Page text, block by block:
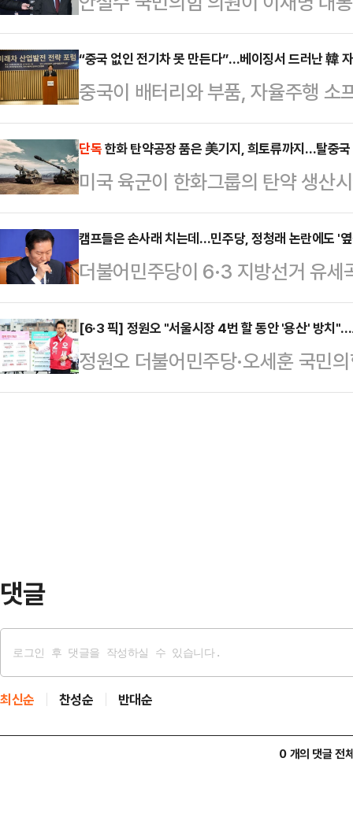
특검법안(공소취소 특검법안)에 대
사한 것과 관련해 "법안의 내용은
판했다.안철수 의원은 8일 자신의
니다. 시기와 절차만 숙의되면 공소
목의 글을 게재했다. 안 의원은 "이
한마디를 왜 못하는 것이냐"며 "무
될 일 아니겠느냐…
“중국 없인 전기차 못 만든다”…베이징서 드러난 韓
중국이 배터리와 부품, 자율주행 소
하면서 글로벌 완성차 업체들이 중
습이 뚜렷해지고 있다. 업계에서는
국내 자동차 산업의 생산기반 약화
있다는 우려가 나온다.한국모빌리
8일 서울 서초구 자동차회관에서 ‘
중심으로 재편되는 전기·자율주행
방안을 논의했다.정구민 한국모빌…
단독한화 탄약공장 품은 美기지, 희토류까지…탈중
미국 육군이 한화그룹의 탄약 생산
널(Pine Bluff Arsenal) 부지에 희
중국산 원자재 의존도를 낮추려는
기업의 거점을 축으로 구체화되는
군이 파인블러프 아스널에 희토류
됐다.미 육군 공식 미디어(DVIDS)
령관 매슈 메이슨 대령의 기고문에
해 첨단…
캠프들은 손사래 치는데…민주당, 정청래 논란에도 '
더불어민주당이 6·3 지방선거 유
하기로 확정했다. 이른바 '오빠 호
거 캠프가 기피하고 있는 것과 대
일 총 20곡의 지방선거 유세곡을
축제 분위기를 끌어내기 위해 큰 틀
[6·3 픽] 정원오 "서울시장 4번 할 동안 '용산' 방치
정원오 더불어민주당·오세훈 국민
구'를 두고 신경전을 벌였다. 정 후
댓글
최신순 찬성순 반대순
0 개의 댓글 전